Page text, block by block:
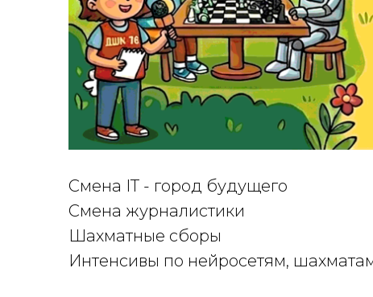
Смена IT - город будущего
Смена журналистики
Шахматные сборы
Интенсивы по нейросетям,